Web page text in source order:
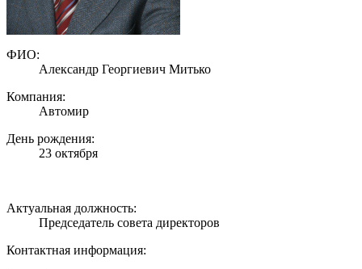
ФИО:
Александр Георгиевич Митько
Компания:
Автомир
День рождения:
23 октября
Актуальная должность:
Председатель совета директоров
Контактная информация: